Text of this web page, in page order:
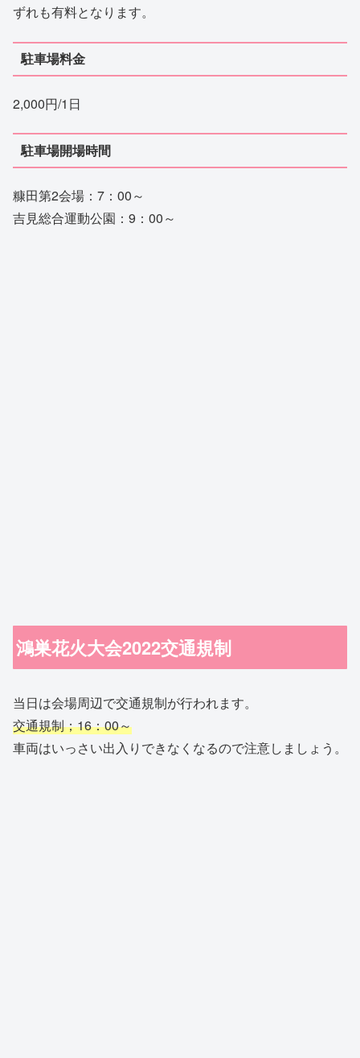
ずれも有料となります。
駐車場料金
2,000円/1日
駐車場開場時間
糠田第2会場：7：00～
吉見総合運動公園：9：00～
鴻巣花火大会2022交通規制
当日は会場周辺で交通規制が行われます。
交通規制；16：00～
車両はいっさい出入りできなくなるので注意しましょう。